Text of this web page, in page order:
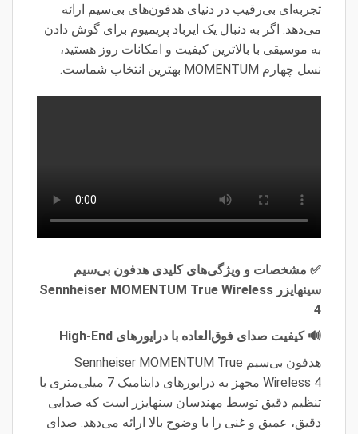
تجربه‌ای بی‌رقیب در دنیای هدفون‌های بی‌سیم ارائه
می‌دهد. اگر به دنبال یک ایرباد پریمیوم برای گوش دادن
به موسیقی با بالاترین کیفیت و امکانات روز هستید،
نسل چهارم MOMENTUM بهترین انتخاب شماست.
✅ مشخصات و ویژگی‌های کلیدی هدفون بی‌سیم
سینهایزر Sennheiser MOMENTUM True Wireless
4
🔊 کیفیت صدای فوق‌العاده با درایورهای High-End
هدفون بی‌سیم Sennheiser MOMENTUM True
Wireless 4 مجهز به درایورهای داینامیک 7 میلی‌متری با
تنظیم دقیق توسط مهندسان سنهایزر است که صدایی
دقیق، عمیق و غنی را با وضوح بالا ارائه می‌دهد. صدای